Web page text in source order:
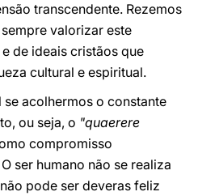
transcendente. Rezemos
valorizar este
de ideais cristãos que
cultural e espiritual.
acolhermos o constante
ou seja, o "quaerere
compromisso
ser humano não se realiza
pode ser deveras feliz